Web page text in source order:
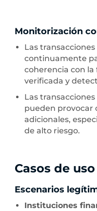
Monitorización
Las
continuamente
coherencia con
verificada y
Las
pueden provocar
adicionales,
de alto riesgo.
Casos de uso
Escenarios
Instituciones